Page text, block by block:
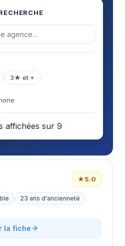
3★ et +
affichées sur 9
★5.0
23 ans d'ancienneté
la fiche